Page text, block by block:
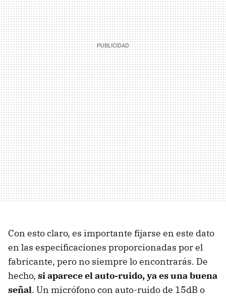
Con esto claro, es importante fijarse en este dato
en las especificaciones proporcionadas por el
fabricante, pero no siempre lo encontrarás. De
hecho, si aparece el auto-ruido, ya es una buena
señal. Un micrófono con auto-ruido de 15dB o